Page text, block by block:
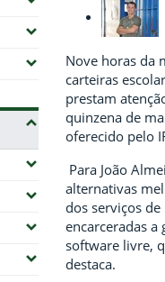
submenus)
submenus)
submenus)
submenus)
submenus)
Nove horas da
carteiras
prestam
quinzena de
oferecido pelo
Para João
alternativas
dos serviços
encarceradas
software livre,
destaca.